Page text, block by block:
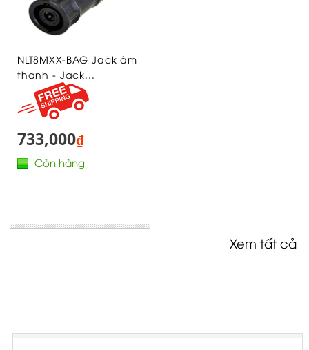
NLT8MXX-BAG Jack âm
thanh - Jack...
733,000₫
Còn hàng
Xem tất cả